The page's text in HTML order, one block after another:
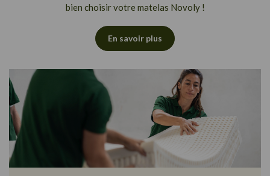
bien choisir votre matelas Novoly !
En savoir plus